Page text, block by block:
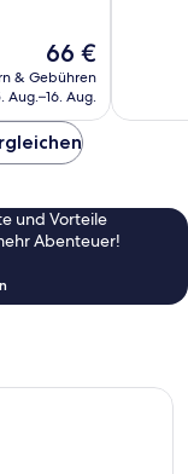
Der
Preis
beträgt
66 €
& Gebühren
Aug.–16. Aug.
und Vorteile
Abenteuer!